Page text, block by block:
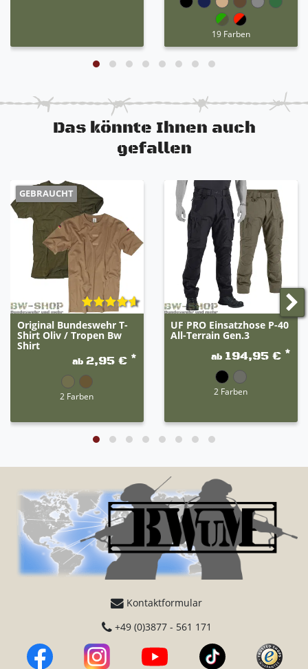
19 Farben
Das könnte Ihnen auch
gefallen
GEBRAUCHT
Original Bundeswehr T-
Shirt Oliv / Tropen Bw
Shirt
ab 2,95 € *
2 Farben
UF PRO Einsatzhose P-40
All-Terrain Gen.3
ab 194,95 € *
2 Farben
Kontaktformular
+49 (0)3877 - 561 171